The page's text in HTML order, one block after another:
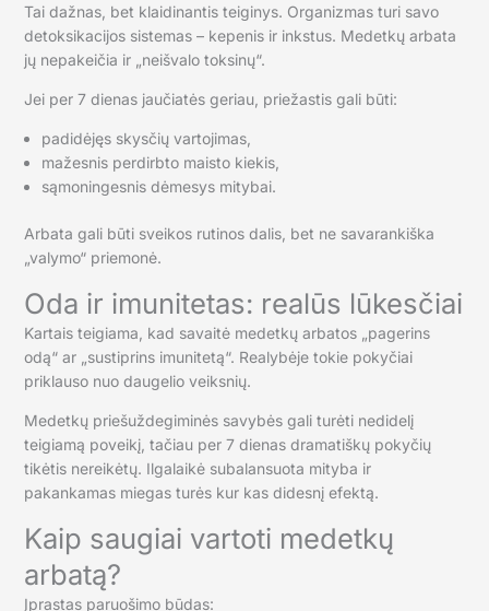
Tai dažnas, bet klaidinantis teiginys. Organizmas turi savo
detoksikacijos sistemas – kepenis ir inkstus. Medetkų arbata
jų nepakeičia ir „neišvalo toksinų“.
Jei per 7 dienas jaučiatės geriau, priežastis gali būti:
padidėjęs skysčių vartojimas,
mažesnis perdirbto maisto kiekis,
sąmoningesnis dėmesys mitybai.
Arbata gali būti sveikos rutinos dalis, bet ne savarankiška
„valymo“ priemonė.
Oda ir imunitetas: realūs lūkesčiai
Kartais teigiama, kad savaitė medetkų arbatos „pagerins
odą“ ar „sustiprins imunitetą“. Realybėje tokie pokyčiai
priklauso nuo daugelio veiksnių.
Medetkų priešuždegiminės savybės gali turėti nedidelį
teigiamą poveikį, tačiau per 7 dienas dramatiškų pokyčių
tikėtis nereikėtų. Ilgalaikė subalansuota mityba ir
pakankamas miegas turės kur kas didesnį efektą.
Kaip saugiai vartoti medetkų
arbatą?
Įprastas paruošimo būdas: